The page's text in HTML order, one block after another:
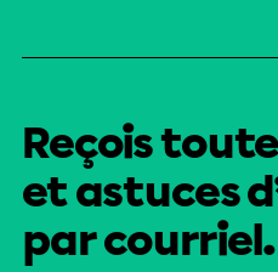
Reçois
et astuces
par courriel.